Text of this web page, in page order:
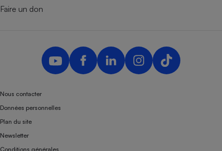
Faire un don
Nous contacter
Données personnelles
Plan du site
Newsletter
Conditions générales